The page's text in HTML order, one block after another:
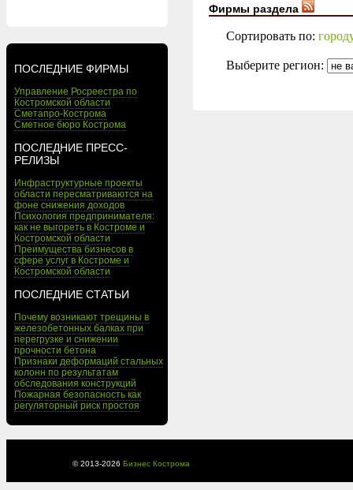
ПОСЛЕДНИЕ ФИРМЫ
Управление Росреестра по
Костромской области
Сметапро-Кострома
Сметное бюро Кострома
ПОСЛЕДНИЕ ПРЕСС-
РЕЛИЗЫ
Инфраструктурные проекты
области пересматриваются на
фоне снижения доходов
Психология предпринимателя:
как не выгореть в Костроме и
Костромской области
Преимущества бизнесов в
сфере услуг в Костроме и
Костромской области
ПОСЛЕДНИЕ СТАТЬИ
Почему возникают трещины в
железобетонных балках при
перегрузке и снижении
прочности бетона
Признаки деформаций стальных
колонн по результатам
обследования конструкций
Пожарная безопасность как
регуляторный риск простоя
Фирмы раздела
Сортировать по:
Выберите регион:
© 2013-2026 Бизнес Кострома